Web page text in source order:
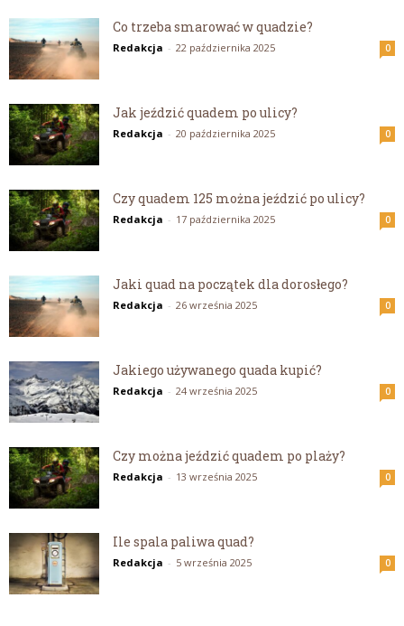
Co trzeba smarować w quadzie?
Redakcja - 22 października 2025 0
Jak jeździć quadem po ulicy?
Redakcja - 20 października 2025 0
Czy quadem 125 można jeździć po ulicy?
Redakcja - 17 października 2025 0
Jaki quad na początek dla dorosłego?
Redakcja - 26 września 2025 0
Jakiego używanego quada kupić?
Redakcja - 24 września 2025 0
Czy można jeździć quadem po plaży?
Redakcja - 13 września 2025 0
Ile spala paliwa quad?
Redakcja - 5 września 2025 0